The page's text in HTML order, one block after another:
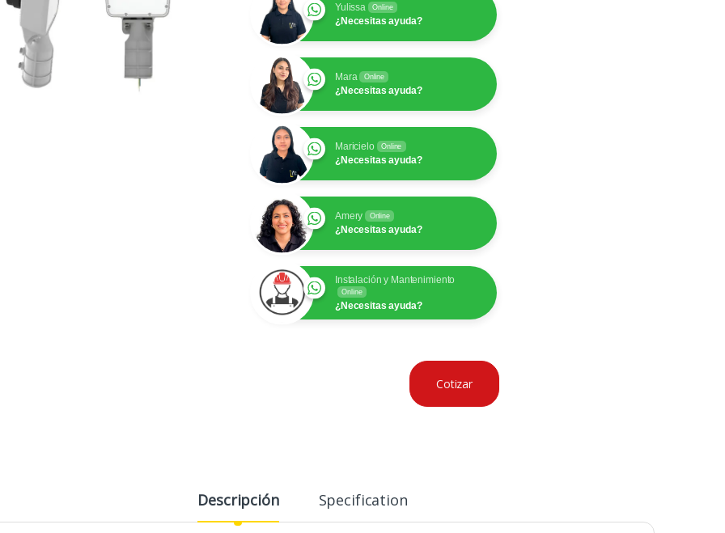
Yulissa Online
¿Necesitas ayuda?
Mara Online
¿Necesitas ayuda?
Maricielo Online
¿Necesitas ayuda?
Amery Online
¿Necesitas ayuda?
Instalación y Mantenimiento
Online
¿Necesitas ayuda?
Cotizar
Descripción Specification